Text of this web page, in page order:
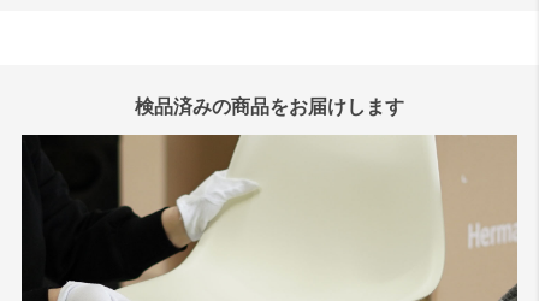
検品済みの商品をお届けします